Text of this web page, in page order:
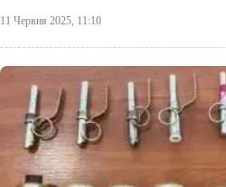
11 Червня 2025, 11:10